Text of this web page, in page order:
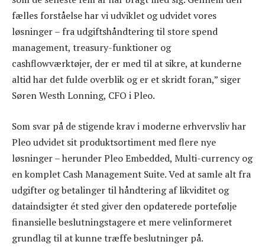
fælles forståelse har vi udviklet og udvidet vores
løsninger – fra udgiftshåndtering til store spend
management, treasury-funktioner og
cashflowværktøjer, der er med til at sikre, at kunderne
altid har det fulde overblik og er et skridt foran,” siger
Søren Westh Lonning, CFO i Pleo.
Som svar på de stigende krav i moderne erhvervsliv har
Pleo udvidet sit produktsortiment med flere nye
løsninger – herunder Pleo Embedded, Multi-currency og
en komplet Cash Management Suite. Ved at samle alt fra
udgifter og betalinger til håndtering af likviditet og
dataindsigter ét sted giver den opdaterede portefølje
finansielle beslutningstagere et mere velinformeret
grundlag til at kunne træffe beslutninger på.